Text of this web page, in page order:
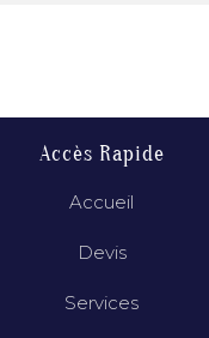
Accès Rapide
Accueil
Devis
Services